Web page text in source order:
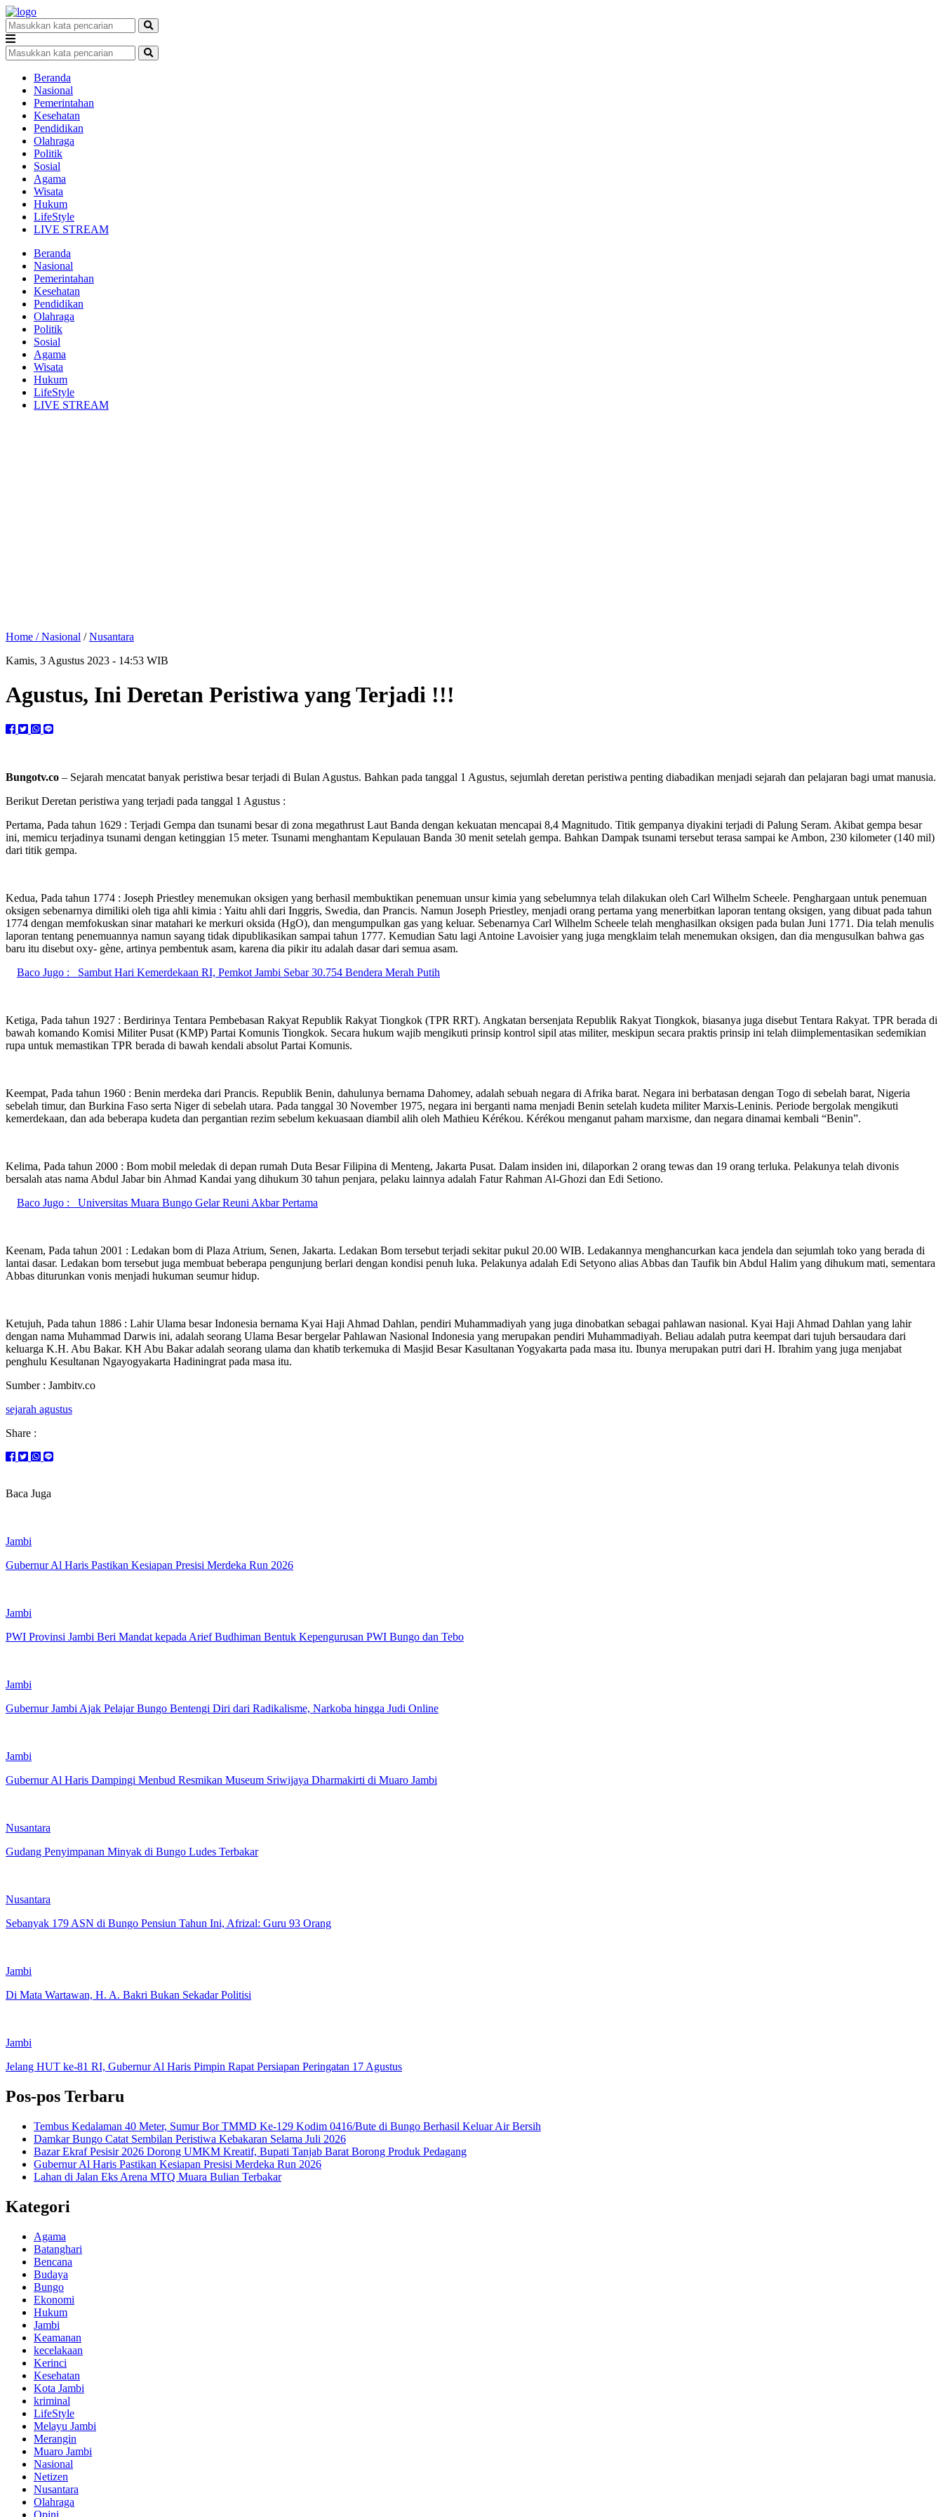
Beranda
Nasional
Pemerintahan
Kesehatan
Pendidikan
Olahraga
Politik
Sosial
Agama
Wisata
Hukum
LifeStyle
LIVE STREAM
Beranda
Nasional
Pemerintahan
Kesehatan
Pendidikan
Olahraga
Politik
Sosial
Agama
Wisata
Hukum
LifeStyle
LIVE STREAM
Home /Nasional /Nusantara
Kamis, 3 Agustus 2023 - 14:53 WIB
Agustus, Ini Deretan Peristiwa yang Terjadi !!!
Bungotv.co – Sejarah mencatat banyak peristiwa besar terjadi di Bulan Agustus. Bahkan pada tanggal 1 Agustus, sejumlah deretan peristiwa penting diabadikan menjadi sejarah dan pelajaran bagi umat manusia.
Berikut Deretan peristiwa yang terjadi pada tanggal 1 Agustus :
Pertama, Pada tahun 1629 : Terjadi Gempa dan tsunami besar di zona megathrust Laut Banda dengan kekuatan mencapai 8,4 Magnitudo. Titik gempanya diyakini terjadi di Palung Seram. Akibat gempa besar
ini, memicu terjadinya tsunami dengan ketinggian 15 meter. Tsunami menghantam Kepulauan Banda 30 menit setelah gempa. Bahkan Dampak tsunami tersebut terasa sampai ke Ambon, 230 kilometer (140 mil)
dari titik gempa.
Kedua, Pada tahun 1774 : Joseph Priestley menemukan oksigen yang berhasil membuktikan penemuan unsur kimia yang sebelumnya telah dilakukan oleh Carl Wilhelm Scheele. Penghargaan untuk penemuan
oksigen sebenarnya dimiliki oleh tiga ahli kimia : Yaitu ahli dari Inggris, Swedia, dan Prancis. Namun Joseph Priestley, menjadi orang pertama yang menerbitkan laporan tentang oksigen, yang dibuat pada tahun
1774 dengan memfokuskan sinar matahari ke merkuri oksida (HgO), dan mengumpulkan gas yang keluar. Sebenarnya Carl Wilhelm Scheele telah menghasilkan oksigen pada bulan Juni 1771. Dia telah menulis
laporan tentang penemuannya namun sayang tidak dipublikasikan sampai tahun 1777. Kemudian Satu lagi Antoine Lavoisier yang juga mengklaim telah menemukan oksigen, dan dia mengusulkan bahwa gas
baru itu disebut oxy- gène, artinya pembentuk asam, karena dia pikir itu adalah dasar dari semua asam.
Baco Jugo :
Sambut Hari Kemerdekaan RI, Pemkot Jambi Sebar 30.754 Bendera Merah Putih
Ketiga, Pada tahun 1927 : Berdirinya Tentara Pembebasan Rakyat Republik Rakyat Tiongkok (TPR RRT). Angkatan bersenjata Republik Rakyat Tiongkok, biasanya juga disebut Tentara Rakyat. TPR berada di
bawah komando Komisi Militer Pusat (KMP) Partai Komunis Tiongkok. Secara hukum wajib mengikuti prinsip kontrol sipil atas militer, meskipun secara praktis prinsip ini telah diimplementasikan sedemikian
rupa untuk memastikan TPR berada di bawah kendali absolut Partai Komunis.
Keempat, Pada tahun 1960 : Benin merdeka dari Prancis. Republik Benin, dahulunya bernama Dahomey, adalah sebuah negara di Afrika barat. Negara ini berbatasan dengan Togo di sebelah barat, Nigeria
sebelah timur, dan Burkina Faso serta Niger di sebelah utara. Pada tanggal 30 November 1975, negara ini berganti nama menjadi Benin setelah kudeta militer Marxis-Leninis. Periode bergolak mengikuti
kemerdekaan, dan ada beberapa kudeta dan pergantian rezim sebelum kekuasaan diambil alih oleh Mathieu Kérékou. Kérékou menganut paham marxisme, dan negara dinamai kembali “Benin”.
Kelima, Pada tahun 2000 : Bom mobil meledak di depan rumah Duta Besar Filipina di Menteng, Jakarta Pusat. Dalam insiden ini, dilaporkan 2 orang tewas dan 19 orang terluka. Pelakunya telah divonis
bersalah atas nama Abdul Jabar bin Ahmad Kandai yang dihukum 30 tahun penjara, pelaku lainnya adalah Fatur Rahman Al-Ghozi dan Edi Setiono.
Baco Jugo :
Universitas Muara Bungo Gelar Reuni Akbar Pertama
Keenam, Pada tahun 2001 : Ledakan bom di Plaza Atrium, Senen, Jakarta. Ledakan Bom tersebut terjadi sekitar pukul 20.00 WIB. Ledakannya menghancurkan kaca jendela dan sejumlah toko yang berada di
lantai dasar. Ledakan bom tersebut juga membuat beberapa pengunjung berlari dengan kondisi penuh luka. Pelakunya adalah Edi Setyono alias Abbas dan Taufik bin Abdul Halim yang dihukum mati, sementara
Abbas diturunkan vonis menjadi hukuman seumur hidup.
Ketujuh, Pada tahun 1886 : Lahir Ulama besar Indonesia bernama Kyai Haji Ahmad Dahlan, pendiri Muhammadiyah yang juga dinobatkan sebagai pahlawan nasional. Kyai Haji Ahmad Dahlan yang lahir
dengan nama Muhammad Darwis ini, adalah seorang Ulama Besar bergelar Pahlawan Nasional Indonesia yang merupakan pendiri Muhammadiyah. Beliau adalah putra keempat dari tujuh bersaudara dari
keluarga K.H. Abu Bakar. KH Abu Bakar adalah seorang ulama dan khatib terkemuka di Masjid Besar Kasultanan Yogyakarta pada masa itu. Ibunya merupakan putri dari H. Ibrahim yang juga menjabat
penghulu Kesultanan Ngayogyakarta Hadiningrat pada masa itu.
Sumber : Jambitv.co
sejarah agustus
Share :
Baca Juga
Jambi
Gubernur Al Haris Pastikan Kesiapan Presisi Merdeka Run 2026
Jambi
PWI Provinsi Jambi Beri Mandat kepada Arief Budhiman Bentuk Kepengurusan PWI Bungo dan Tebo
Jambi
Gubernur Jambi Ajak Pelajar Bungo Bentengi Diri dari Radikalisme, Narkoba hingga Judi Online
Jambi
Gubernur Al Haris Dampingi Menbud Resmikan Museum Sriwijaya Dharmakirti di Muaro Jambi
Nusantara
Gudang Penyimpanan Minyak di Bungo Ludes Terbakar
Nusantara
Sebanyak 179 ASN di Bungo Pensiun Tahun Ini, Afrizal: Guru 93 Orang
Jambi
Di Mata Wartawan, H. A. Bakri Bukan Sekadar Politisi
Jambi
Jelang HUT ke-81 RI, Gubernur Al Haris Pimpin Rapat Persiapan Peringatan 17 Agustus
Pos-pos Terbaru
Tembus Kedalaman 40 Meter, Sumur Bor TMMD Ke-129 Kodim 0416/Bute di Bungo Berhasil Keluar Air Bersih
Damkar Bungo Catat Sembilan Peristiwa Kebakaran Selama Juli 2026
Bazar Ekraf Pesisir 2026 Dorong UMKM Kreatif, Bupati Tanjab Barat Borong Produk Pedagang
Gubernur Al Haris Pastikan Kesiapan Presisi Merdeka Run 2026
Lahan di Jalan Eks Arena MTQ Muara Bulian Terbakar
Kategori
Agama
Batanghari
Bencana
Budaya
Bungo
Ekonomi
Hukum
Jambi
Keamanan
kecelakaan
Kerinci
Kesehatan
Kota Jambi
kriminal
LifeStyle
Melayu Jambi
Merangin
Muaro Jambi
Nasional
Netizen
Nusantara
Olahraga
Opini